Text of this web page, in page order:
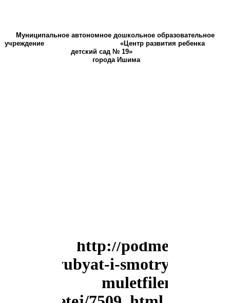
Муниципальное автономное дошкольное образовательное
учреждение «Центр развития ребенка
детский сад № 19»
города Ишима